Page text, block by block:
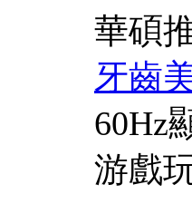
華碩
牙齒
60Hz
游戲